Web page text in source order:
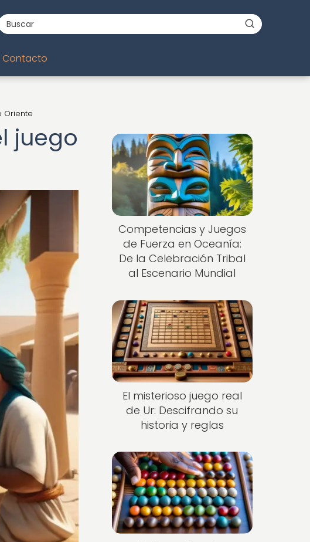
Contacto
Oriente
juego
Competencias y Juegos
de Fuerza en Oceanía:
De la Celebración Tribal
al Escenario Mundial
El misterioso juego real
de Ur: Descifrando su
historia y reglas